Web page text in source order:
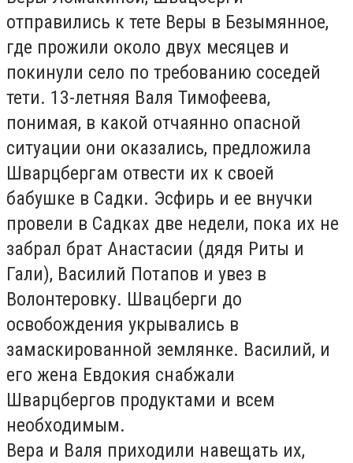
отправились к тете Веры в Безымянное,
где прожили около двух месяцев и
покинули село по требованию соседей
тети. 13-летняя Валя Тимофеева,
понимая, в какой отчаянно опасной
ситуации они оказались, предложила
Шварцбергам отвести их к своей
бабушке в Садки. Эсфирь и ее внучки
провели в Садках две недели, пока их не
забрал брат Анастасии (дядя Риты и
Гали), Василий Потапов и увез в
Волонтеровку. Швацберги до
освобождения укрывались в
замаскированной землянке. Василий, и
его жена Евдокия снабжали
Шварцбергов продуктами и всем
необходимым.
Вера и Валя приходили навещать их,